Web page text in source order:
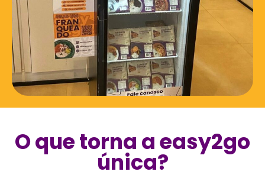
O que torna a easy2go
única?